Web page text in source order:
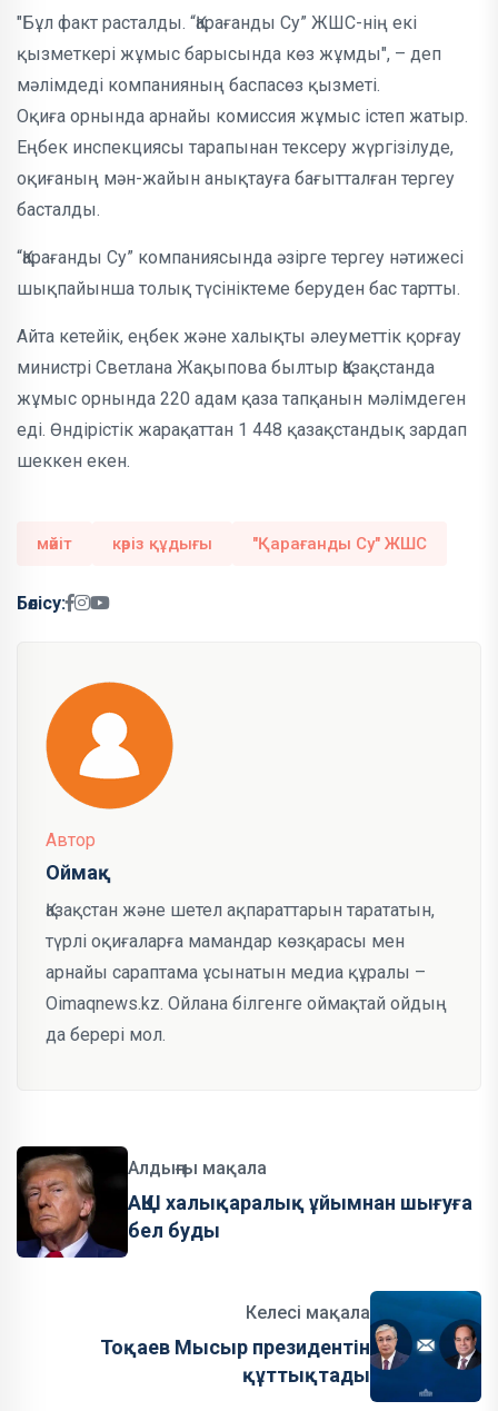
"Бұл факт расталды. “Қарағанды Су” ЖШС-нің екі
қызметкері жұмыс барысында көз жұмды", – деп
мәлімдеді компанияның баспасөз қызметі.
Оқиға орнында арнайы комиссия жұмыс істеп жатыр.
Еңбек инспекциясы тарапынан тексеру жүргізілуде,
оқиғаның мән-жайын анықтауға бағытталған тергеу
басталды.
“Қарағанды Су” компаниясында әзірге тергеу нәтижесі
шықпайынша толық түсініктеме беруден бас тартты.
Айта кетейік, еңбек және халықты әлеуметтік қорғау
министрі Светлана Жақыпова былтыр Қазақстанда
жұмыс орнында 220 адам қаза тапқанын мәлімдеген
еді. Өндірістік жарақаттан 1 448 қазақстандық зардап
шеккен екен.
мәйіт кәріз құдығы "Қарағанды Су" ЖШС
Бөлісу:
Автор
Оймақ
Қазақстан және шетел ақпараттарын тарататын,
түрлі оқиғаларға мамандар көзқарасы мен
арнайы сараптама ұсынатын медиа құралы –
Oimaqnews.kz. Ойлана білгенге оймақтай ойдың
да берері мол.
Алдыңғы мақала
АҚШ халықаралық ұйымнан шығуға
бел буды
Келесі мақала
Тоқаев Мысыр президентін
құттықтады